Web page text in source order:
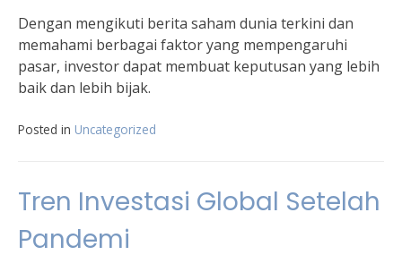
Dengan mengikuti berita saham dunia terkini dan
memahami berbagai faktor yang mempengaruhi
pasar, investor dapat membuat keputusan yang lebih
baik dan lebih bijak.
Posted in Uncategorized
Tren Investasi Global Setelah
Pandemi